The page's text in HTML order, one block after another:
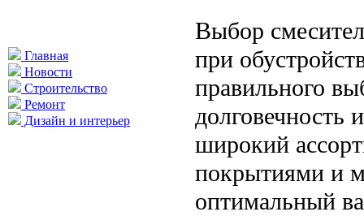
Главная
Новости
Строительство
Ремонт
Дизайн и интерьер
Выбор
при
правильного
долговечность
широкий
покрытиями и
оптимальный